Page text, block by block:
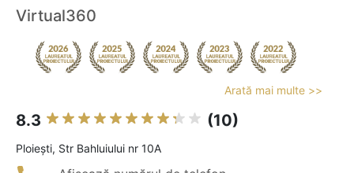
Virtual360
Arată mai multe >>
8.3 (10)
Ploieşti, Str Bahluiului nr 10A